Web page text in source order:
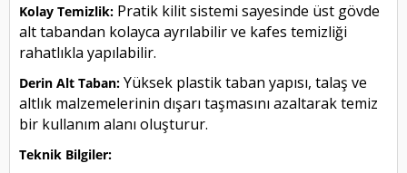
Kolay Temizlik: Pratik kilit sistemi sayesinde üst gövde
alt tabandan kolayca ayrılabilir ve kafes temizliği
rahatlıkla yapılabilir.
Derin Alt Taban: Yüksek plastik taban yapısı, talaş ve
altlık malzemelerinin dışarı taşmasını azaltarak temiz
bir kullanım alanı oluşturur.
Teknik Bilgiler: